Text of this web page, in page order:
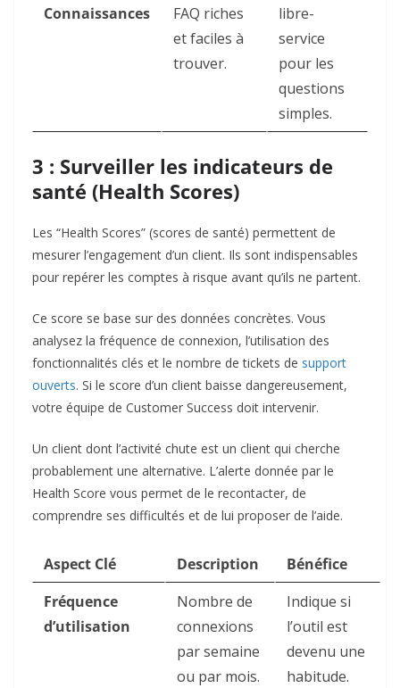
Connaissances
FAQ riches
et faciles à
trouver.
libre-
service
pour les
questions
simples.
3 : Surveiller les indicateurs de
santé (Health Scores)
Les “Health Scores” (scores de santé) permettent de
mesurer l’engagement d’un client. Ils sont indispensables
pour repérer les comptes à risque avant qu’ils ne partent.
Ce score se base sur des données concrètes. Vous
analysez la fréquence de connexion, l’utilisation des
fonctionnalités clés et le nombre de tickets de support
ouverts. Si le score d’un client baisse dangereusement,
votre équipe de Customer Success doit intervenir.
Un client dont l’activité chute est un client qui cherche
probablement une alternative. L’alerte donnée par le
Health Score vous permet de le recontacter, de
comprendre ses difficultés et de lui proposer de l’aide.
Aspect Clé Description
Bénéfice
Fréquence
d’utilisation
Nombre de
connexions
par semaine
ou par mois.
Indique si
l’outil est
devenu une
habitude.